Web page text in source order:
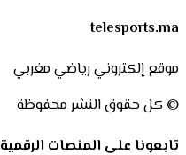
telesports.ma
موقع إلكتروني رياضي مغربي
© كل حقوق النشر محفوظة
تابعونا على المنصات الرقمية